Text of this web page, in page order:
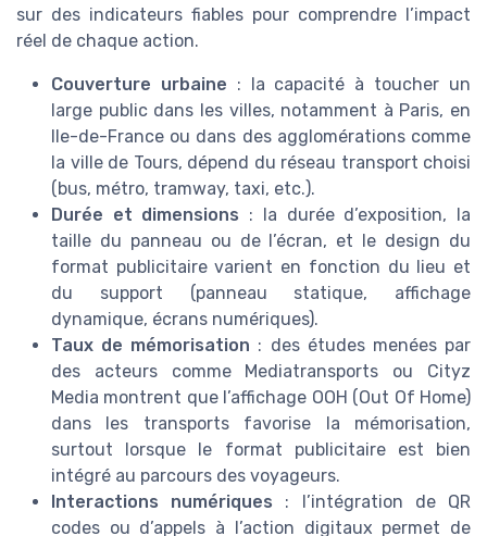
sur des indicateurs fiables pour comprendre l’impact
réel de chaque action.
Couverture urbaine : la capacité à toucher un
large public dans les villes, notamment à Paris, en
Ile-de-France ou dans des agglomérations comme
la ville de Tours, dépend du réseau transport choisi
(bus, métro, tramway, taxi, etc.).
Durée et dimensions : la durée d’exposition, la
taille du panneau ou de l’écran, et le design du
format publicitaire varient en fonction du lieu et
du support (panneau statique, affichage
dynamique, écrans numériques).
Taux de mémorisation : des études menées par
des acteurs comme Mediatransports ou Cityz
Media montrent que l’affichage OOH (Out Of Home)
dans les transports favorise la mémorisation,
surtout lorsque le format publicitaire est bien
intégré au parcours des voyageurs.
Interactions numériques : l’intégration de QR
codes ou d’appels à l’action digitaux permet de